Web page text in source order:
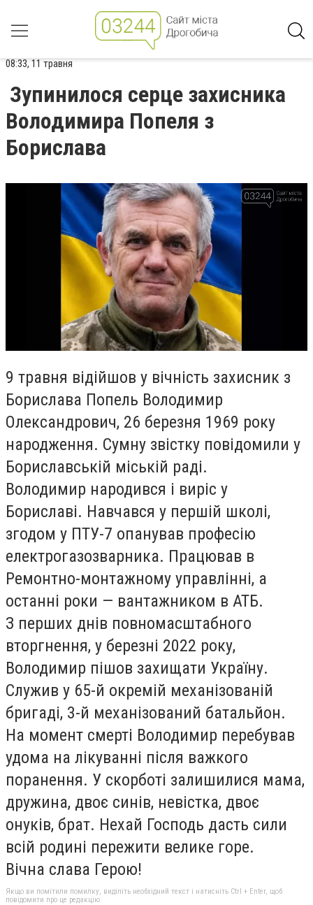
08:33, 11 травня
Зупинилося серце захисника
Володимира Попеля з
Борислава
9 травня відійшов у вічність захисник з
Борислава Попель Володимир
Олександрович, 26 березня 1969 року
народження. Сумну звістку повідомили у
Бориславській міській раді.
Володимир народився і виріс у
Бориславі. Навчався у першій школі,
згодом у ПТУ-7 опанував професію
електрогазозварника. Працював в
Ремонтно-монтажному управлінні, а
останні роки — вантажником в АТБ.
З перших днів повномасштабного
вторгнення, у березні 2022 року,
Володимир пішов захищати Україну.
Служив у 65-й окремій механізованій
бригаді, 3-й механізований батальйон.
На момент смерті Володимир перебував
удома на лікуванні після важкого
поранення. У скорботі залишилися мама,
дружина, двоє синів, невістка, двоє
онуків, брат. Нехай Господь дасть сили
всій родині пережити велике горе.
Вічна слава Герою!
Якщо ви помітили помилку, виділіть необхідний текст і натисніть Ctrl + Enter, щоб
повідомити про це редакцію